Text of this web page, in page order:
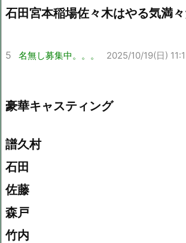
石田宮本稲場佐々木はやる気満
5 名無し募集中。。。 2025/10/19(日)
豪華キャスティング
譜久村
石田
佐藤
森戸
竹内